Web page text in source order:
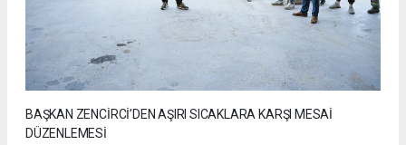
BAŞKAN ZENCİRCİ’DEN AŞIRI SICAKLARA KARŞI MESAİ
DÜZENLEMESİ